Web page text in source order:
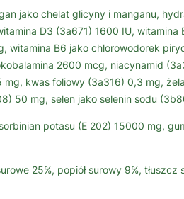
jako chelat glicyny i manganu,
D3 (3a671) 1600 IU, witamina
witamina B6 jako chlorowodorek
2600 mcg, niacynamid
mg, kwas foliowy (3a316) 0,3 mg,
50 mg, selen jako selenin sodu
sorbinian potasu (E 202) 15000 mg,
25%, popiół surowy 9%, tłuszcz